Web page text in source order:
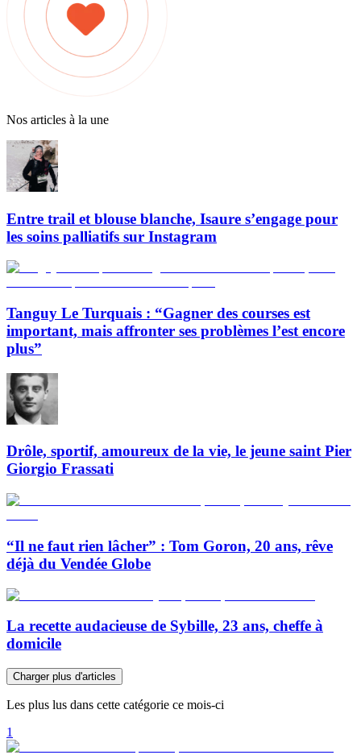
Nos articles à la une
Entre trail et blouse blanche, Isaure s’engage pour
les soins palliatifs sur Instagram
Tanguy Le Turquais : “Gagner des courses est
important, mais affronter ses problèmes l’est encore
plus”
Drôle, sportif, amoureux de la vie, le jeune saint Pier
Giorgio Frassati
“Il ne faut rien lâcher” : Tom Goron, 20 ans, rêve
déjà du Vendée Globe
La recette audacieuse de Sybille, 23 ans, cheffe à
domicile
Charger plus d'articles
Les plus lus dans cette catégorie ce mois-ci
1